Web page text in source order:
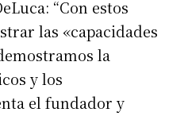
“Con estos
las «capacidades
la
y los
el fundador y